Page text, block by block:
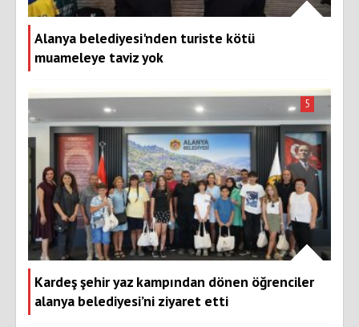
Alanya belediyesi'nden turiste kötü
muameleye taviz yok
Kardeş şehir yaz kampından dönen öğrenciler
alanya belediyesi’ni ziyaret etti
5